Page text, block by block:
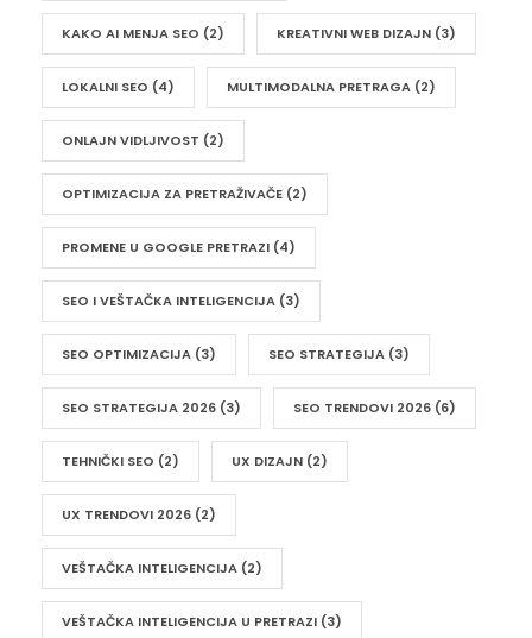
KAKO AI MENJA SEO (2) KREATIVNI WEB DIZAJN (3)
LOKALNI SEO (4) MULTIMODALNA PRETRAGA (2)
ONLAJN VIDLJIVOST (2)
OPTIMIZACIJA ZA PRETRAŽIVAČE (2)
PROMENE U GOOGLE PRETRAZI (4)
SEO I VEŠTAČKA INTELIGENCIJA (3)
SEO OPTIMIZACIJA (3) SEO STRATEGIJA (3)
SEO STRATEGIJA 2026 (3) SEO TRENDOVI 2026 (6)
TEHNIČKI SEO (2) UX DIZAJN (2)
UX TRENDOVI 2026 (2)
VEŠTAČKA INTELIGENCIJA (2)
VEŠTAČKA INTELIGENCIJA U PRETRAZI (3)